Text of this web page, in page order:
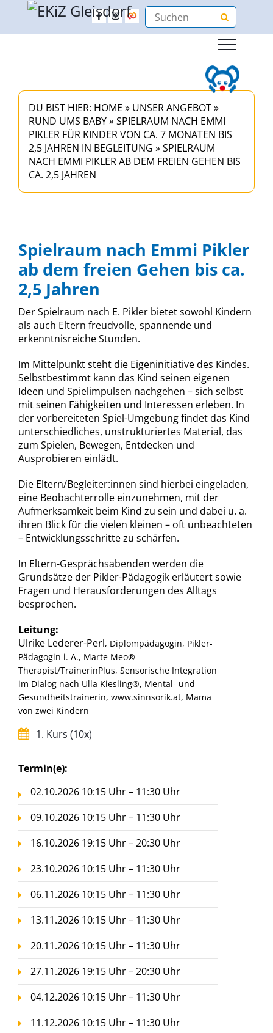
DU BIST HIER: HOME » UNSER ANGEBOT»
RUND UMS BABY»SPIELRAUM NACH EMMI
PIKLER FÜR KINDER VON CA. 7 MONATEN BIS
2,5 JAHREN IN BEGLEITUNG »SPIELRAUM
NACH EMMI PIKLER AB DEM FREIEN GEHEN BIS
CA. 2,5 JAHREN
Spielraum nach Emmi Pikler
ab dem freien Gehen bis ca.
2,5 Jahren
Der Spielraum nach E. Pikler bietet sowohl Kindern
als auch Eltern freudvolle, spannende und
erkenntnisreiche Stunden.
Im Mittelpunkt steht die Eigeninitiative des Kindes.
Selbstbestimmt kann das Kind seinen eigenen
Ideen und Spielimpulsen nachgehen – sich selbst
mit seinen Fähigkeiten und Interessen erleben. In
der vorbereiteten Spiel-Umgebung findet das Kind
unterschiedliches, unstrukturiertes Material, das
zum Spielen, Bewegen, Entdecken und
Ausprobieren einlädt.
Die Eltern/Begleiter:innen sind hierbei eingeladen,
eine Beobachterrolle einzunehmen, mit der
Aufmerksamkeit beim Kind zu sein und dabei u. a.
ihren Blick für die vielen kleinen – oft unbeachteten
– Entwicklungsschritte zu schärfen.
In Eltern-Gesprächsabenden werden die
Grundsätze der Pikler-Pädagogik erläutert sowie
Fragen und Herausforderungen des Alltags
besprochen.
Leitung:
Ulrike Lederer-Perl, Diplompädagogin, Pikler-
Pädagogin i. A., Marte Meo®
Therapist/TrainerinPlus, Sensorische Integration
im Dialog nach Ulla Kiesling®, Mental- und
Gesundheitstrainerin, www.sinnsorik.at, Mama
von zwei Kindern
1. Kurs (10x)
Termin(e):
02.10.2026 10:15 Uhr – 11:30 Uhr
09.10.2026 10:15 Uhr – 11:30 Uhr
16.10.2026 19:15 Uhr – 20:30 Uhr
23.10.2026 10:15 Uhr – 11:30 Uhr
06.11.2026 10:15 Uhr – 11:30 Uhr
13.11.2026 10:15 Uhr – 11:30 Uhr
20.11.2026 10:15 Uhr – 11:30 Uhr
27.11.2026 19:15 Uhr – 20:30 Uhr
04.12.2026 10:15 Uhr – 11:30 Uhr
11.12.2026 10:15 Uhr – 11:30 Uhr